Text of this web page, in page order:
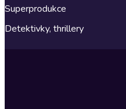
Superprodukce
Detektivky, thrillery